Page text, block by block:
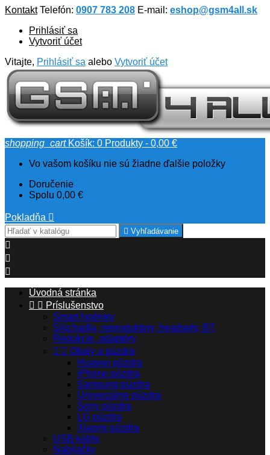
Kontakt Telefón: 0907 783 208 E-mail: eshop@gsm4all.sk
Prihlásiť sa
Vytvoriť účet
Vitajte, Prihlásiť sa alebo Vytvoriť účet
shopping_cart Košík: 0 Produkty - 0,00 €
Vo vašom košíku nie sú žiadne ďalšie položky
Doručenie
Spolu 0,00 €
Pokladňa 
 Vyhľadávanie



Úvodná stránka
  Príslušenstvo
Smart hodinky
Slúchadla, reproduktory, headsety, BT
Redukcie, adaptéry
  Obaly a púzdra
Huawei púzdra
iPhone púzdra
Samsung púzdra
Univerzálne púzdra
Sony púzdra
LG púzdra
Xiaomi púzdra
USB káble
Nabíjačky